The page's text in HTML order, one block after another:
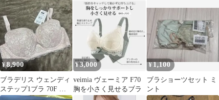
チブラ ボリュームUP
D70 PI
ル クリーム色 Lサイ
ット
¥8,900
ブラデリス ウェンディ
ステップ1ブラ 70F ピ
ンク
¥3,000
veimia ヴェーミア F70
胸を小さく見せるブラ
¥1,100
ブラショーツセット ミ
ント